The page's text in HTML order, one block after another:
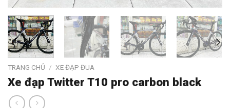
TRANG CHỦ / XE ĐẠP ĐUA
Xe đạp Twitter T10 pro carbon black